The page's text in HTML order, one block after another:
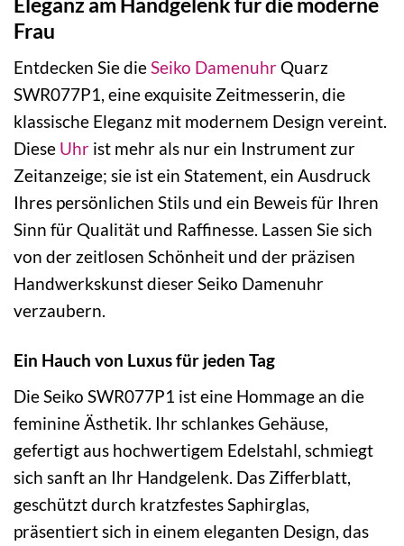
Frau
Entdecken Sie dieSeiko Damenuhr Quarz
SWR077P1, eine exquisite Zeitmesserin, die
klassische Eleganz mit modernem Design vereint.
Diese Uhr ist mehr als nur ein Instrument zur
Zeitanzeige; sie ist ein Statement, ein Ausdruck
Ihres persönlichen Stils und ein Beweis für Ihren
Sinn für Qualität und Raffinesse. Lassen Sie sich
von der zeitlosen Schönheit und der präzisen
Handwerkskunst dieser Seiko Damenuhr
verzaubern.
Ein Hauch von Luxus für jeden Tag
Die Seiko SWR077P1 ist eine Hommage an die
feminine Ästhetik. Ihr schlankes Gehäuse,
gefertigt aus hochwertigem Edelstahl, schmiegt
sich sanft an Ihr Handgelenk. Das Zifferblatt,
geschützt durch kratzfestes Saphirglas,
präsentiert sich in einem eleganten Design, das